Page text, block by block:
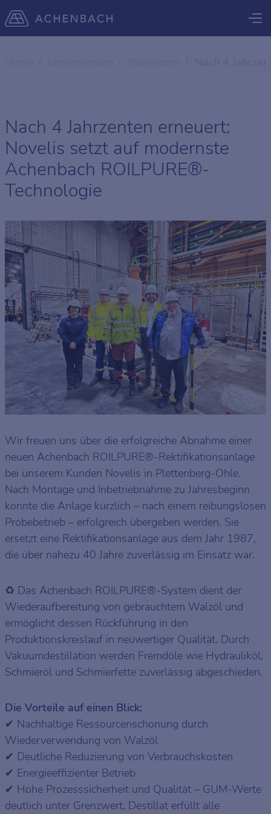
Nach 4 Jahrzenten erneuert:
Novelis setzt auf modernste
Achenbach ROILPURE®-
Technologie
Wir freuen uns über die erfolgreiche Abnahme einer
neuen Achenbach ROILPURE®-Rektifikationsanlage
bei unserem Kunden Novelis in Plettenberg-Ohle.
Nach Montage und Inbetriebnahme zu Jahresbeginn
konnte die Anlage kürzlich – nach einem reibungslosen
Probebetrieb – erfolgreich übergeben werden. Sie
ersetzt eine Rektifikationsanlage aus dem Jahr 1987,
die über nahezu 40 Jahre zuverlässig im Einsatz war.
♻️ Das Achenbach ROILPURE®-System dient der
Wiederaufbereitung von gebrauchtem Walzöl und
ermöglicht dessen Rückführung in den
Produktionskreislauf in neuwertiger Qualität. Durch
Vakuumdestillation werden Fremdöle wie Hydrauliköl,
Schmieröl und Schmierfette zuverlässig abgeschieden.
Die Vorteile auf einen Blick:
✔ Nachhaltige Ressourcenschonung durch
Wiederverwendung von Walzöl
✔ Deutliche Reduzierung von Verbrauchskosten
✔ Energieeffizienter Betrieb
✔ Hohe Prozesssicherheit und Qualität – GUM-Werte
deutlich unter Grenzwert, Destillat erfüllt alle